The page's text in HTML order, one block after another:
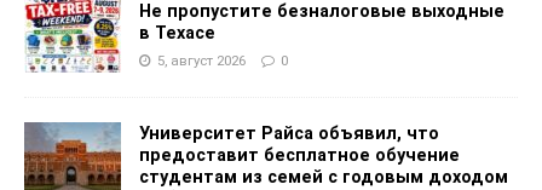
Не пропустите безналоговые выходные
в Техасе
5, август 2026 0
Университет Райса объявил, что
предоставит бесплатное обучение
студентам из семей с годовым доходом